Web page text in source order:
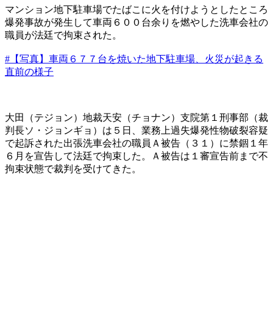
マンション地下駐車場でたばこに火を付けようとしたところ
爆発事故が発生して車両６００台余りを燃やした洗車会社の
職員が法廷で拘束された。
#【写真】車両６７７台を焼いた地下駐車場、火災が起きる
直前の様子
大田（テジョン）地裁天安（チョナン）支院第１刑事部（裁
判長ソ・ジョンギョ）は５日、業務上過失爆発性物破裂容疑
で起訴された出張洗車会社の職員Ａ被告（３１）に禁錮１年
６月を宣告して法廷で拘束した。Ａ被告は１審宣告前まで不
拘束状態で裁判を受けてきた。